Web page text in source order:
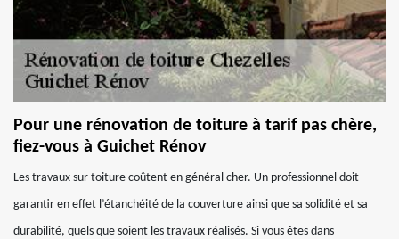
Pour une rénovation de toiture à tarif pas chère,
fiez-vous à Guichet Rénov
Les travaux sur toiture coûtent en général cher. Un professionnel doit
garantir en effet l’étanchéité de la couverture ainsi que sa solidité et sa
durabilité, quels que soient les travaux réalisés. Si vous êtes dans